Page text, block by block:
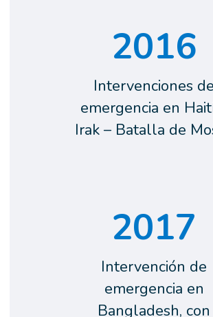
2016
Intervenciones de
emergencia en
Irak – Batalla de
2017
Intervención de
emergencia en
Bangladesh, con